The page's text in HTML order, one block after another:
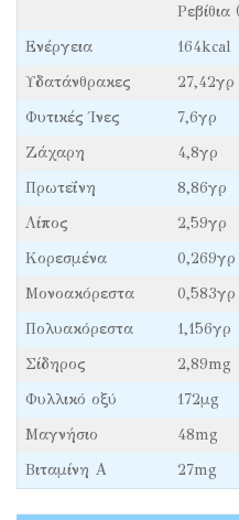
Ρεβίθια
Ενέργεια
164kcal
Υδατάνθρακες
27,42γρ
Φυτικές Ίνες
7,6γρ
Ζάχαρη
4,8γρ
Πρωτεΐνη
8,86γρ
Λίπος
2,59γρ
Κορεσμένα
0,269γρ
Μονοακόρεστα
0,583γρ
Πολυακόρεστα
1,156γρ
Σίδηρος
2,89mg
Φυλλικό οξύ
172μg
Μαγνήσιο
48mg
Βιταμίνη Α
27mg